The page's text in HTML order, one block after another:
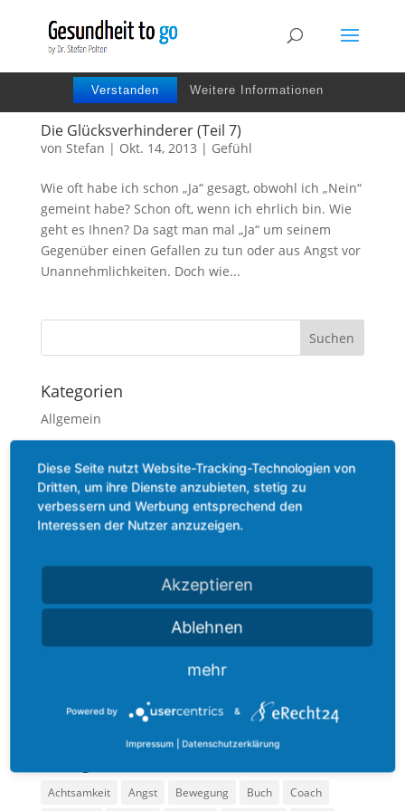
Wir benutzen Cookies um die Nutzerfreundlichkeit
der Webseite zu verbessen. Durch Deinen Besuch
Verstanden Weitere Informationen
Die Glücksverhinderer (Teil 7)
von Stefan | Okt. 14, 2013 | Gefühl
Wie oft habe ich schon „Ja“ gesagt, obwohl ich „Nein“
gemeint habe? Schon oft, wenn ich ehrlich bin. Wie
geht es Ihnen? Da sagt man mal „Ja“ um seinem
Gegenüber einen Gefallen zu tun oder aus Angst vor
Unannehmlichkeiten. Doch wie...
Kategorien
Allgemein
Beauty
Bewegung
Ernährung
Gefühl
Podcast
Zitate
Achtsamkeit Angst Bewegung Buch Coach
Diese Seite nutzt Website-Tracking-Technologien von
Dritten, um ihre Dienste anzubieten, stetig zu
verbessern und Werbung entsprechend den
Interessen der Nutzer anzuzeigen.
Akzeptieren
Ablehnen
mehr
Powered by &
Impressum Datenschutzerklärung